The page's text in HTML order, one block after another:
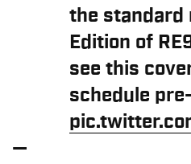
the standard
Edition of
see this
schedule
—